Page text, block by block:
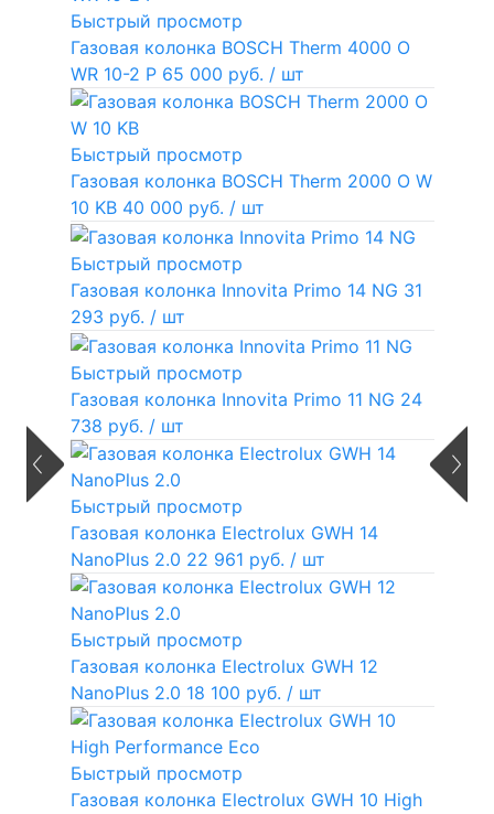
Быстрый просмотр
Газовая колонка BOSCH Therm 4000 O
WR 10-2 P 65 000 руб. / шт
Быстрый просмотр
Газовая колонка BOSCH Therm 2000 O W
10 KB 40 000 руб. / шт
Быстрый просмотр
Газовая колонка Innovita Primo 14 NG 31
293 руб. / шт
Быстрый просмотр
Газовая колонка Innovita Primo 11 NG 24
738 руб. / шт
Быстрый просмотр
Газовая колонка Electrolux GWH 14
NanoPlus 2.0 22 961 руб. / шт
Быстрый просмотр
Газовая колонка Electrolux GWH 12
NanoPlus 2.0 18 100 руб. / шт
Быстрый просмотр
Газовая колонка Electrolux GWH 10 High